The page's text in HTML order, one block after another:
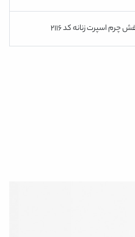
چرم اسپرت زنانه کد 2116